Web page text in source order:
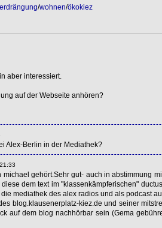
/wohnen/ökokiez
aber interessiert.
auf der Webseite anhören?
Alex-Berlin in der Mediathek?
gehört.Sehr gut- auch in abstimmung
dem text im "klassenkämpferischen"
mediathek des alex radios und als podcast
blog.klausenerplatz-kiez.de und seiner
auf dem blog nachhörbar sein (Gema